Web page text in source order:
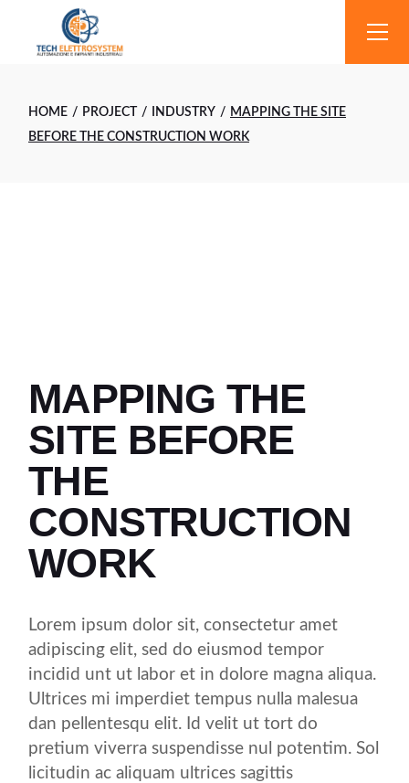
content
HOME PROJECT INDUSTRY
MAPPING THE SITE
BEFORE THE CONSTRUCTION WORK
MAPPING THE
SITE BEFORE
THE
CONSTRUCTION
WORK
Lorem ipsum dolor sit, consectetur amet
adipiscing elit, sed do eiusmod tempor
incidid unt ut labor et in dolore magna aliqua.
Ultrices mi imperdiet tempus nulla malesua
dan pellentesqu elit. Id velit ut tort do
pretium viverra suspendisse nul potentim. Sol
licitudin ac aliquam ultrices sagittis